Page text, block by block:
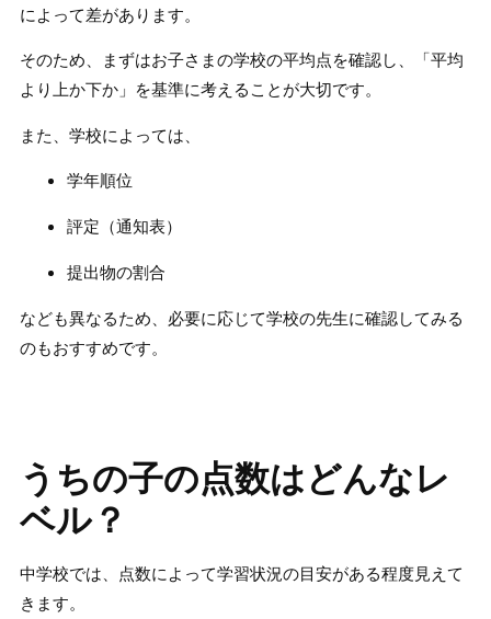
によって差があります。
そのため、まずはお子さまの学校の平均点を確認し、「平均
より上か下か」を基準に考えることが大切です。
また、学校によっては、
学年順位
評定（通知表）
提出物の割合
なども異なるため、必要に応じて学校の先生に確認してみる
のもおすすめです。
うちの子の点数はどんなレ
ベル？
中学校では、点数によって学習状況の目安がある程度見えて
きます。